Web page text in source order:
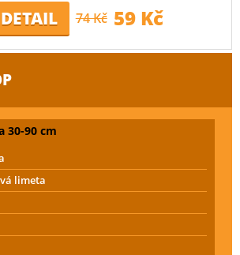
DETAIL 74 Kč 59 Kč
30-90 cm
limeta